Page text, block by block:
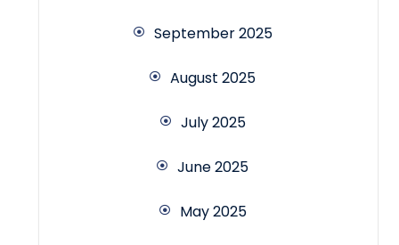
September 2025
August 2025
July 2025
June 2025
May 2025